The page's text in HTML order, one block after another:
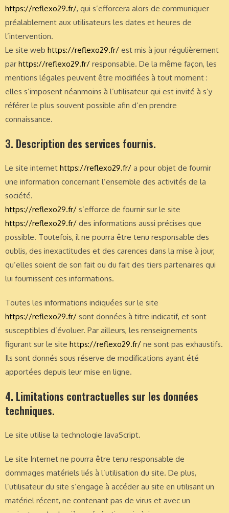
https://reflexo29.fr/, qui s’efforcera alors de communiquer
préalablement aux utilisateurs les dates et heures de
l’intervention.
Le site web https://reflexo29.fr/ est mis à jour régulièrement
par https://reflexo29.fr/ responsable. De la même façon, les
mentions légales peuvent être modifiées à tout moment :
elles s’imposent néanmoins à l’utilisateur qui est invité à s’y
référer le plus souvent possible afin d’en prendre
connaissance.
3. Description des services fournis.
Le site internet https://reflexo29.fr/ a pour objet de fournir
une information concernant l’ensemble des activités de la
société.
https://reflexo29.fr/ s’efforce de fournir sur le site
https://reflexo29.fr/ des informations aussi précises que
possible. Toutefois, il ne pourra être tenu responsable des
oublis, des inexactitudes et des carences dans la mise à jour,
qu’elles soient de son fait ou du fait des tiers partenaires qui
lui fournissent ces informations.
Toutes les informations indiquées sur le site
https://reflexo29.fr/ sont données à titre indicatif, et sont
susceptibles d’évoluer. Par ailleurs, les renseignements
figurant sur le site https://reflexo29.fr/ ne sont pas exhaustifs.
Ils sont donnés sous réserve de modifications ayant été
apportées depuis leur mise en ligne.
4. Limitations contractuelles sur les données
techniques.
Le site utilise la technologie JavaScript.
Le site Internet ne pourra être tenu responsable de
dommages matériels liés à l’utilisation du site. De plus,
l’utilisateur du site s’engage à accéder au site en utilisant un
matériel récent, ne contenant pas de virus et avec un